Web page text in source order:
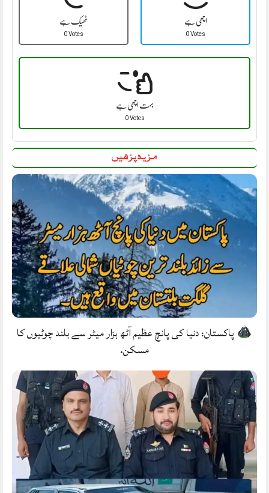
ٹھیک ہے
0 Votes
اچھی ہے
0 Votes
بہت اچھی ہے
0 Votes
مزید پڑھیں
پاکستان: دنیا کی پانچ عظیم آٹھ ہزار میٹر سے بلند چوٹیوں کا
مسکن.